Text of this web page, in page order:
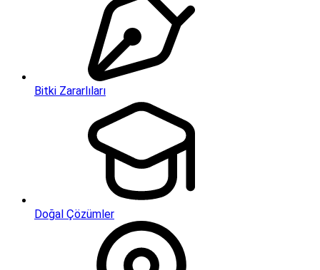
Bitki Zararlıları
Doğal Çözümler